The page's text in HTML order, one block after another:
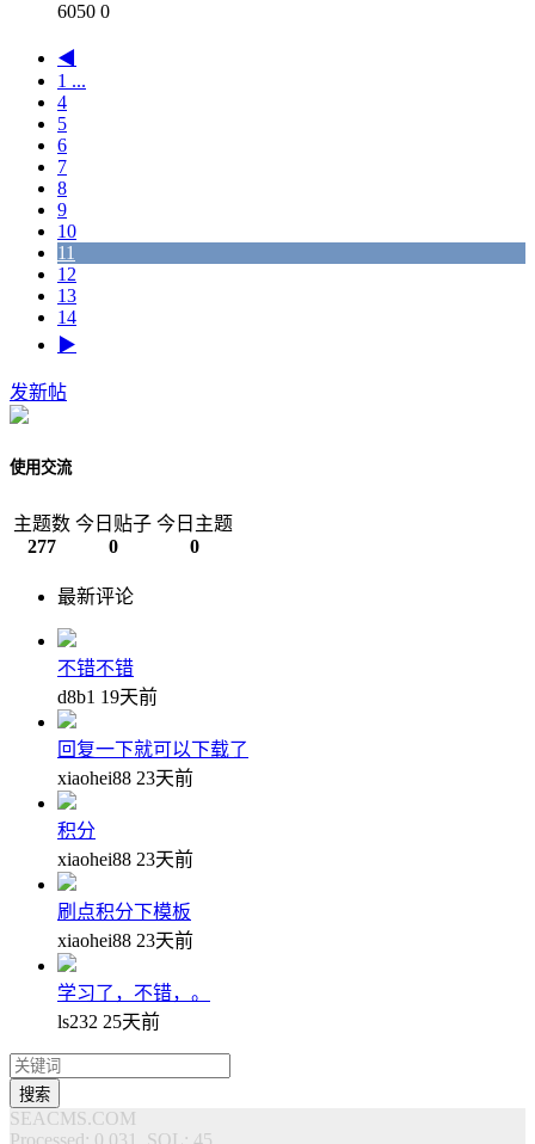
6050 0
◀
1 ...
4
5
6
7
8
9
10
11
12
13
14
▶
发新帖
使用交流
主题数
277
今日贴子
0
今日主题
0
最新评论
不错不错
d8b1 19天前
回复一下就可以下载了
xiaohei88 23天前
积分
xiaohei88 23天前
刷点积分下模板
xiaohei88 23天前
学习了，不错，。
ls232 25天前
搜索
SEACMS.COM